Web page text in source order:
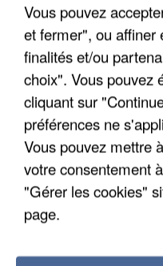
Vous pouvez
et fermer", ou affiner
finalités et/ou
choix". Vous pouvez
cliquant sur
préférences ne
Vous pouvez mettre
votre consentement
"Gérer les cookies"
page.